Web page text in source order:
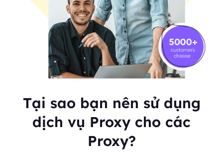
Tại sao bạn nên sử dụng
dịch vụ Proxy cho các
Proxy?